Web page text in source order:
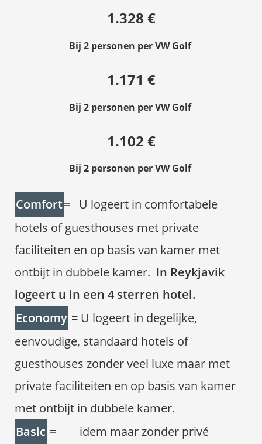
1.328 €
Bij 2 personen per VW Golf
1.171 €
Bij 2 personen per VW Golf
1.102 €
Bij 2 personen per VW Golf
Comfort= U logeert in comfortabele
hotels of guesthouses met private
faciliteiten en op basis van kamer met
ontbijt in dubbele kamer. In Reykjavik
logeert u in een 4 sterren hotel.
Economy = U logeert in degelijke,
eenvoudige, standaard hotels of
guesthouses zonder veel luxe maar met
private faciliteiten en op basis van kamer
met ontbijt in dubbele kamer.
Basic = idem maar zonder privé